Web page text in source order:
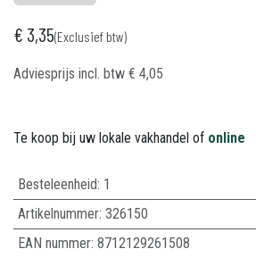
€ 3,35(Exclusief btw)
Adviesprijs incl. btw € 4,05
Te koop bij uw lokale vakhandel of online
Besteleenheid: 1
Artikelnummer: 326150
EAN nummer: 8712129261508